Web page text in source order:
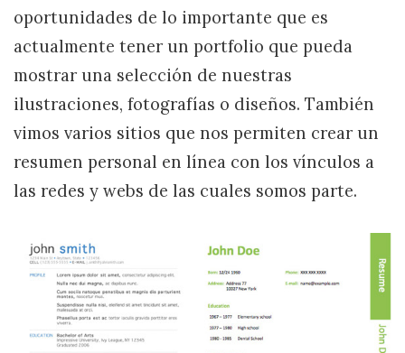
oportunidades de lo importante que es
actualmente tener un portfolio que pueda
mostrar una selección de nuestras
ilustraciones, fotografías o diseños. También
vimos varios sitios que nos permiten crear un
resumen personal en línea con los vínculos a
las redes y webs de las cuales somos parte.